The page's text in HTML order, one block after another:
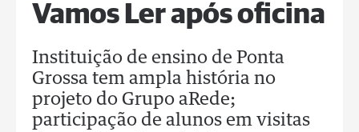
Vamos Ler após oficina
Instituição de ensino de Ponta
Grossa tem ampla história no
projeto do Grupo aRede;
participação de alunos em visitas